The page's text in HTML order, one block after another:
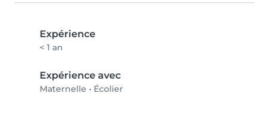
Expérience
< 1 an
Expérience avec
Maternelle • Écolier